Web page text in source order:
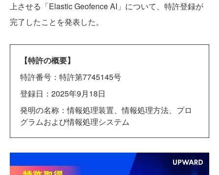
上させる「Elastic Geofence AI」について、特許登録が
完了したことを発表した。
【特許の概要】
特許番号：特許第7745145号
登録日：2025年9月18日
発明の名称：情報処理装置、情報処理方法、プロ
グラムおよび情報処理システム